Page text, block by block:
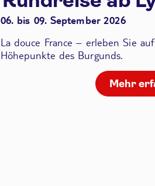
06. bis 09. September 2026
La douce France – erleben Sie
Höhepunkte des Burgunds.
Mehr